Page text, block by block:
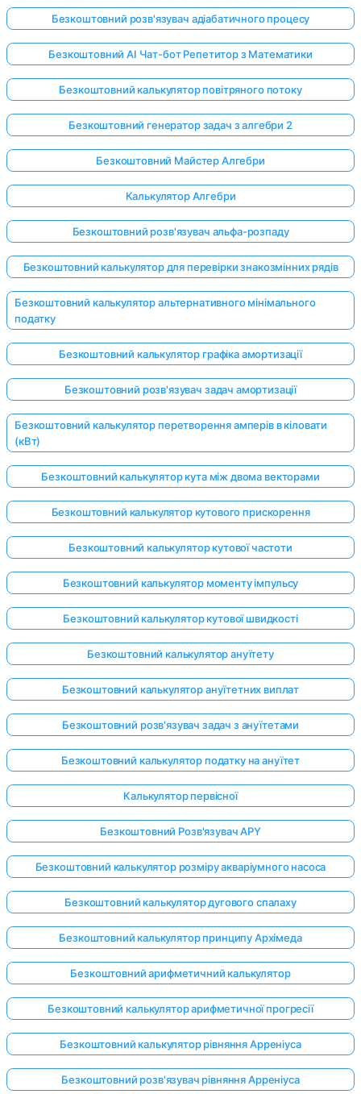
Безкоштовний розв'язувач адіабатичного процесу
Безкоштовний AI Чат-бот Репетитор з Математики
Безкоштовний калькулятор повітряного потоку
Безкоштовний генератор задач з алгебри 2
Безкоштовний Майстер Алгебри
Калькулятор Алгебри
Безкоштовний розв'язувач альфа-розпаду
Безкоштовний калькулятор для перевірки знакозмінних рядів
Безкоштовний калькулятор альтернативного мінімального
податку
Безкоштовний калькулятор графіка амортизації
Безкоштовний розв'язувач задач амортизації
Безкоштовний калькулятор перетворення амперів в кіловати
(кВт)
Безкоштовний калькулятор кута між двома векторами
Безкоштовний калькулятор кутового прискорення
Безкоштовний калькулятор кутової частоти
Безкоштовний калькулятор моменту імпульсу
Безкоштовний калькулятор кутової швидкості
Безкоштовний калькулятор ануїтету
Безкоштовний калькулятор ануїтетних виплат
Безкоштовний розв'язувач задач з ануїтетами
Безкоштовний калькулятор податку на ануїтет
Калькулятор первісної
Безкоштовний Розв'язувач APY
Безкоштовний калькулятор розміру акваріумного насоса
Безкоштовний калькулятор дугового спалаху
Безкоштовний калькулятор принципу Архімеда
Безкоштовний арифметичний калькулятор
Безкоштовний калькулятор арифметичної прогресії
Безкоштовний калькулятор рівняння Арреніуса
Безкоштовний розв'язувач рівняння Арреніуса